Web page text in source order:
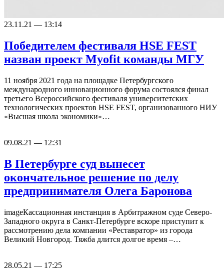
23.11.21 — 13:14
Победителем фестиваля HSE FEST
назван проект Myofit команды МГУ
11 ноября 2021 года на площадке Петербургского
международного инновационного форума состоялся финал
третьего Всероссийского фестиваля университетских
технологических проектов HSE FEST, организованного НИУ
«Высшая школа экономики»…
09.08.21 — 12:31
В Петербурге суд вынесет
окончательное решение по делу
предпринимателя Олега Баронова
imageКассационная инстанция в Арбитражном суде Северо-
Западного округа в Санкт-Петербурге вскоре приступит к
рассмотрению дела компании «Реставратор» из города
Великий Новгород. Тяжба длится долгое время –…
28.05.21 — 17:25